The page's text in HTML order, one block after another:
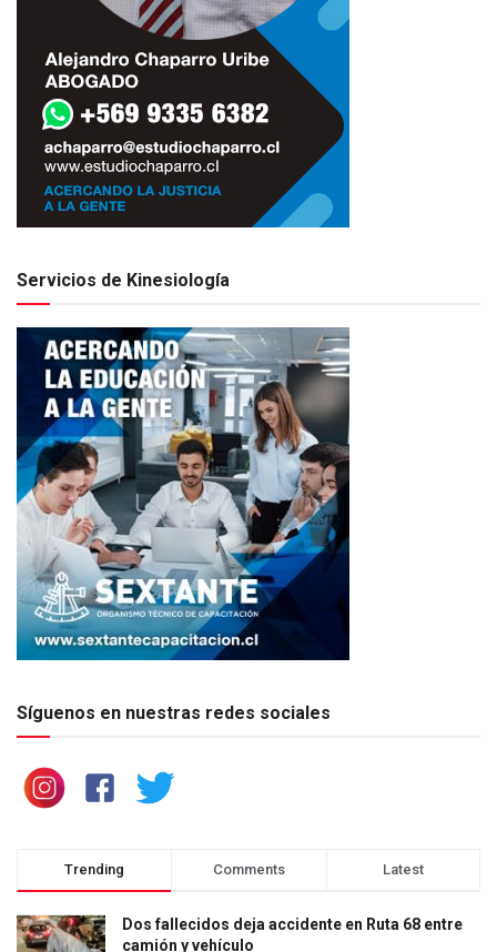
Servicios de Kinesiología
Síguenos en nuestras redes sociales
Trending Comments Latest
Dos fallecidos deja accidente en Ruta 68 entre
camión y vehículo